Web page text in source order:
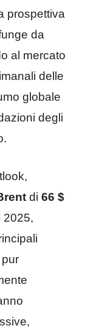
prospettiva
da
al mercato
delle
globale
degli
di 66 $
2025,
pur